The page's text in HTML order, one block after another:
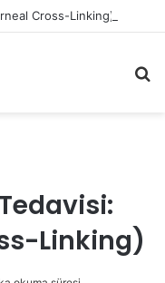
Cross-Linking)
Linking)